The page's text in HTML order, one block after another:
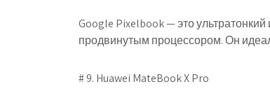
Google Pixelbook — это
продвинутым процессором. Он
# 9. Huawei MateBook X Pro